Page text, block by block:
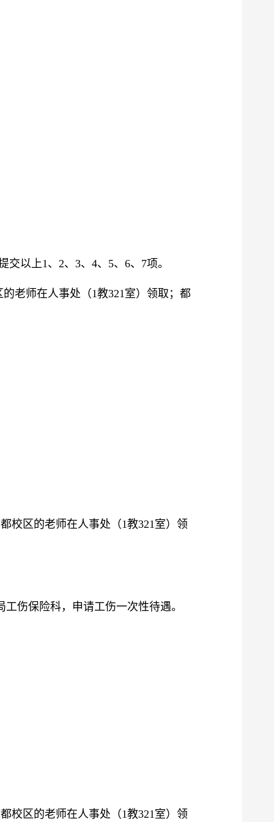
交以上1、2、3、 4、 5、6、7项。
的老师在人事处（1教321 室） 领取；都
校区的老师在人事处（1教321 室） 领
伤保险科，申请工伤一次性待遇。
校区的老师在人事处（1教321 室） 领